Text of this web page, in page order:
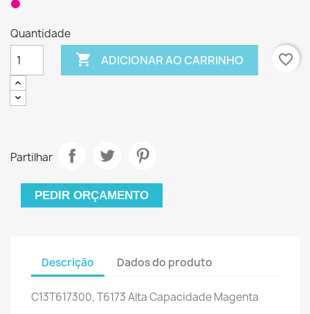
Quantidade
 ADICIONAR AO CARRINHO favorite_border
Partilhar
PEDIR ORÇAMENTO
Descrição Dados do produto
C13T617300, T6173Alta Capacidade Magenta